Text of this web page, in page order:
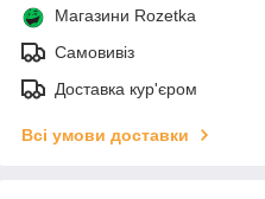
Магазини Rozetka
Самовивіз
Доставка кур'єром
Всі умови доставки